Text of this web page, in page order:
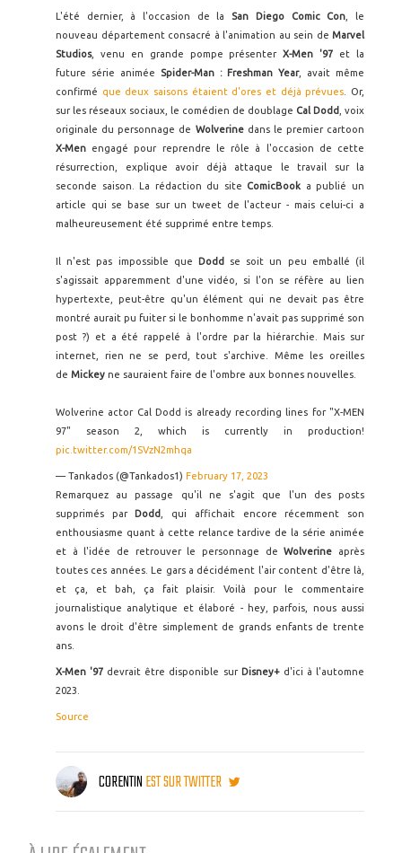
L'été dernier, à l'occasion de la San Diego Comic Con , le
nouveau département consacré à l'animation au sein de Marvel
Studios, venu en grande pompe présenterX-Men '97 et la
future série animée
Spider-Man : Freshman Year,
avait même
confirmé que deux saisons étaient d'ores et déjà prévues . Or,
sur les réseaux sociaux, le comédien de doublage Cal Dodd
, voix
originale du personnage de Wolverinedans le premier cartoon
X-Men engagé pour reprendre le rôle à l'occasion de cette
résurrection, explique avoir déjà attaque le travail sur la
seconde saison. La rédaction du site ComicBook a publié un
article qui se base sur un tweet de l'acteur - mais celui-ci a
malheureusement été supprimé entre temps.
Il n'est pas impossible que Dodd
se soit un peu emballé (il
s'agissait apparemment d'une vidéo, si l'on se réfère au lien
hypertexte, peut-être qu'un élément qui ne devait pas être
montré aurait pu fuiter si le bonhomme n'avait pas supprimé son
post ?) et a été rappelé à l'ordre par la hiérarchie. Mais sur
internet, rien ne se perd, tout s'archive. Même les oreilles
de Mickey ne sauraient faire de l'ombre aux bonnes nouvelles.
Wolverine actor Cal Dodd is already recording lines for "X-MEN
97" season 2, which is currently in production!
pic.twitter.com/1SVzN2mhqa
— Tankados (@Tankados1) February 17, 2023
Remarquez au passage qu'il ne s'agit que l'un des posts
supprimés par
Dodd
, qui affichait encore récemment son
enthousiasme quant à cette relance tardive de la série animée
et à l'idée de retrouver le personnage deWolverine après
toutes ces années. Le gars a décidément l'air content d'être là,
et ça, et bah, ça fait plaisir. Voilà pour le commentaire
journalistique analytique et élaboré - hey, parfois, nous aussi
avons le droit d'être simplement de grands enfants de trente
ans.
X-Men '97 devrait être disponible sur Disney+d'ici à l'automne
2023.
Source
CORENTINEST SUR TWITTER